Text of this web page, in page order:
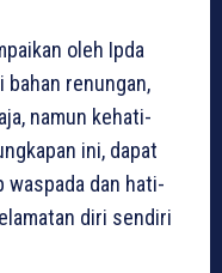
oleh Ipda
bahan renungan,
namun kehati-
ini, dapat
waspada dan hati-
diri sendiri